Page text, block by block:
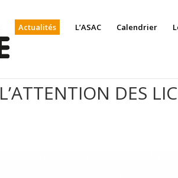
Actualités L’ASAC Calendrier
DES